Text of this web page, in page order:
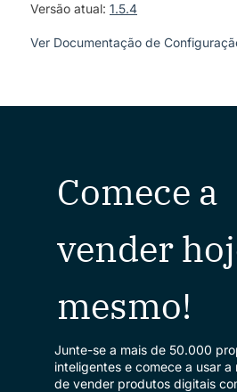
Versão atual: 1.5.4
Ver Documentação de
Comece a
vender
mesmo!
Junte-se a mais de 50.000
inteligentes e comece a usar a
de vender produtos digitais